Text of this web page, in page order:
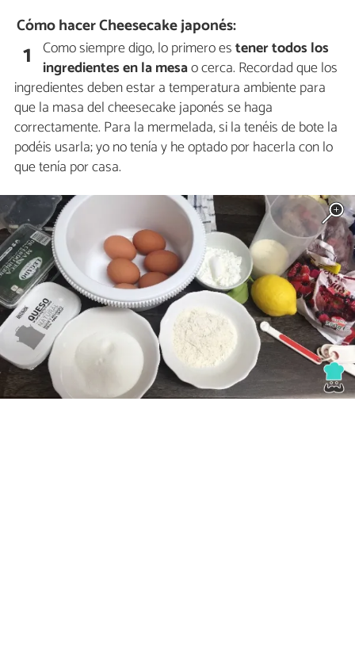
Cómo hacer Cheesecake japonés:
1 Como siempre digo, lo primero estener todos los
ingredientes en la mesao cerca. Recordad que los
ingredientes deben estar a temperatura ambiente para
que la masa del cheesecake japonés se haga
correctamente. Para la mermelada, si la tenéis de bote la
podéis usarla; yo no tenía y he optado por hacerla con lo
que tenía por casa.